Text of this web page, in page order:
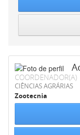
COORDENADOR(A)
CIÊNCIAS AGRÁRIAS
Zootecnia